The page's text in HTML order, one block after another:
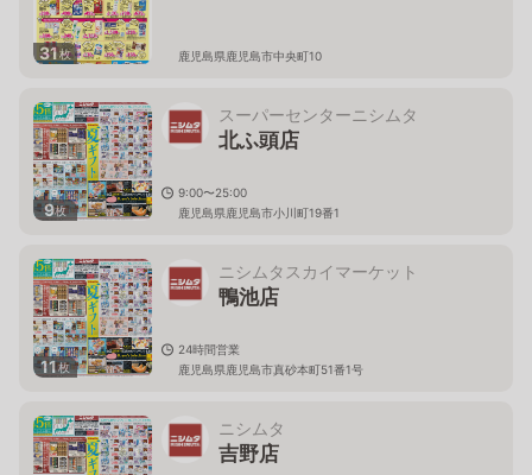
31枚 鹿児島県鹿児島市中央町10
9枚
スーパーセンターニシムタ
北ふ頭店
9:00〜25:00
鹿児島県鹿児島市小川町19番1
11枚
ニシムタスカイマーケット
鴨池店
24時間営業
鹿児島県鹿児島市真砂本町51番1号
ニシムタ
吉野店